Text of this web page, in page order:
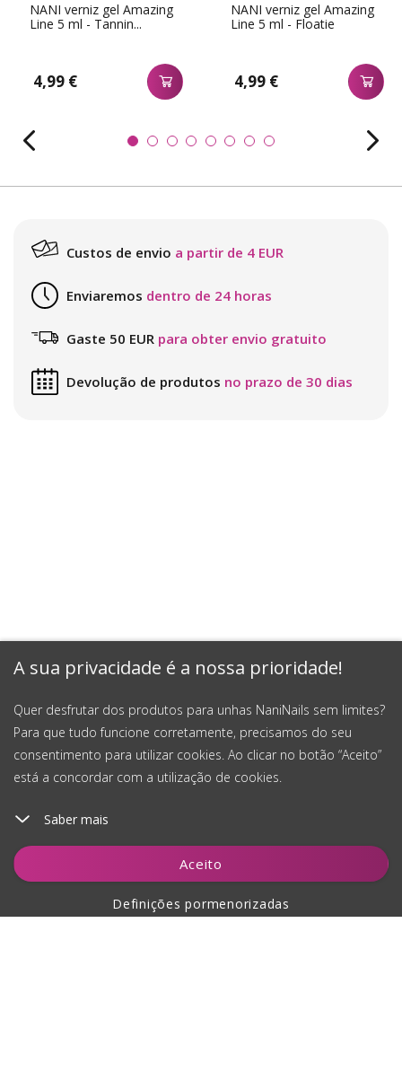
A sua privacidade é a nossa prioridade!
Quer desfrutar dos produtos para unhas NaniNails sem limites?
Para que tudo funcione corretamente, precisamos do seu
consentimento para utilizar cookies. Ao clicar no botão “Aceito”
está a concordar com a utilização de cookies.
Saber mais
Aceito
Definições pormenorizadas
Adicionar ao carrinho
NANI verniz gel Amazing
Line 5 ml - Tannin...
4,99 €
NANI verniz gel Amazing
Line 5 ml - Floatie
4,99 €
Custos de envio a partir de 4 EUR
Enviaremos dentro de 24 horas
Gaste 50 EUR para obter envio gratuito
Devolução de produtos no prazo de 30 dias